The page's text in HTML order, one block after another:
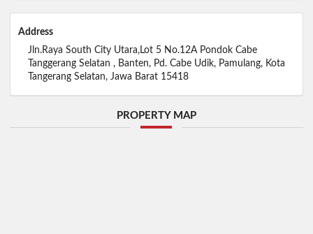
Address
Jln.Raya South City Utara,Lot 5 No.12A Pondok Cabe
Tanggerang Selatan , Banten, Pd. Cabe Udik, Pamulang, Kota
Tangerang Selatan, Jawa Barat 15418
PROPERTY MAP